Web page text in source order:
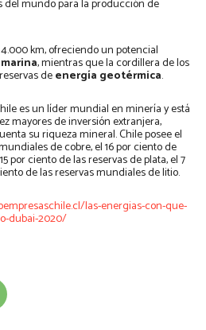
mundo para la producción de
km, ofreciendo un potencial
, mientras que la cordillera de los
deenergía geotérmica.
es un líder mundial en minería y está
mayores de inversión extranjera,
su riqueza mineral. Chile posee el
de cobre, el 16 por ciento de
por ciento de las reservas de plata, el 7
de las reservas mundiales de litio.
las-energias-con-que-
dubai-2020/